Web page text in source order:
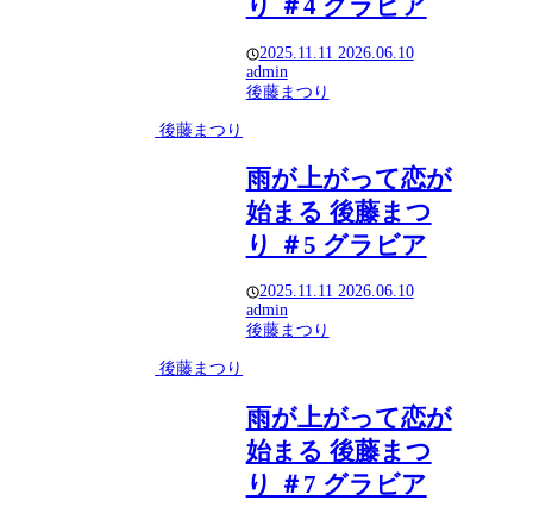
り ＃4 グラビア
2025.11.11 2026.06.10
admin
後藤まつり
後藤まつり
雨が上がって恋が
始まる 後藤まつ
り ＃5 グラビア
2025.11.11 2026.06.10
admin
後藤まつり
後藤まつり
雨が上がって恋が
始まる 後藤まつ
り ＃7 グラビア